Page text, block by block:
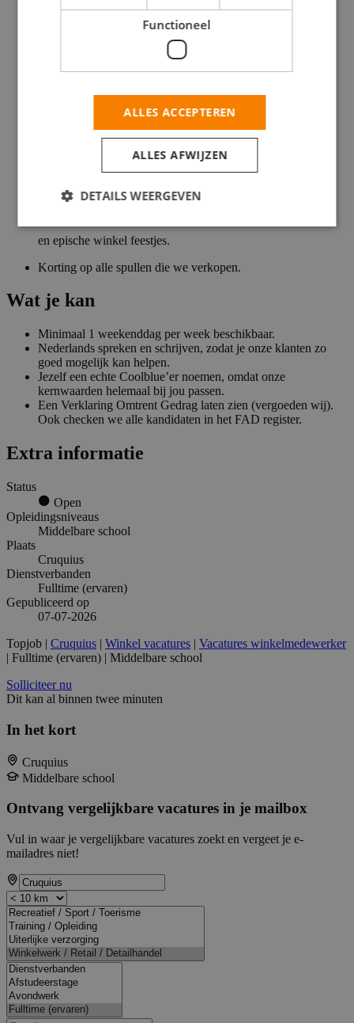
Groeimogelijkheden, bijvoorbeeld naar Senior
Winkelmedewerker of Teamleider.
en epische winkel feestjes.
Korting op alle spullen die we verkopen.
Wat je kan
Minimaal 1 weekenddag per week beschikbaar.
Nederlands spreken en schrijven, zodat je onze klanten zo
goed mogelijk kan helpen.
Jezelf een echte Coolblue’er noemen, omdat onze
kernwaarden helemaal bij jou passen.
Een Verklaring Omtrent Gedrag laten zien (vergoeden wij).
Ook checken we alle kandidaten in het FAD register.
Extra informatie
Status
Open
Opleidingsniveaus
Middelbare school
Plaats
Cruquius
Dienstverbanden
Fulltime (ervaren)
Gepubliceerd op
07-07-2026
Topjob | Cruquius | Winkel vacatures | Vacatures winkelmedewerker
| Fulltime (ervaren) | Middelbare school
Solliciteer nu
Dit kan al binnen twee minuten
In het kort
Cruquius
Middelbare school
Ontvang vergelijkbare vacatures in je mailbox
Vul in waar je vergelijkbare vacatures zoekt en vergeet je e-
mailadres niet!
Functioneel
ALLES ACCEPTEREN
ALLES AFWIJZEN
DETAILS WEERGEVEN